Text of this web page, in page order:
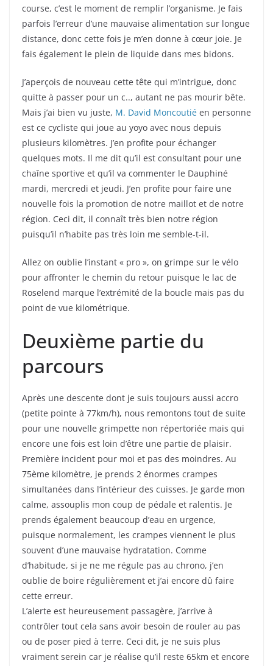
course, c’est le moment de remplir l’organisme. Je fais
parfois l’erreur d’une mauvaise alimentation sur longue
distance, donc cette fois je m’en donne à cœur joie. Je
fais également le plein de liquide dans mes bidons.
J’aperçois de nouveau cette tête qui m’intrigue, donc
quitte à passer pour un c.., autant ne pas mourir bête.
Mais j’ai bien vu juste, M. David Moncoutié en personne
est ce cycliste qui joue au yoyo avec nous depuis
plusieurs kilomètres. J’en profite pour échanger
quelques mots. Il me dit qu’il est consultant pour une
chaîne sportive et qu’il va commenter le Dauphiné
mardi, mercredi et jeudi. J’en profite pour faire une
nouvelle fois la promotion de notre maillot et de notre
région. Ceci dit, il connaît très bien notre région
puisqu’il n’habite pas très loin me semble-t-il.
Allez on oublie l’instant « pro », on grimpe sur le vélo
pour affronter le chemin du retour puisque le lac de
Roselend marque l’extrémité de la boucle mais pas du
point de vue kilométrique.
Deuxième partie du
parcours
Après une descente dont je suis toujours aussi accro
(petite pointe à 77km/h), nous remontons tout de suite
pour une nouvelle grimpette non répertoriée mais qui
encore une fois est loin d’être une partie de plaisir.
Première incident pour moi et pas des moindres. Au
75ème kilomètre, je prends 2 énormes crampes
simultanées dans l’intérieur des cuisses. Je garde mon
calme, assouplis mon coup de pédale et ralentis. Je
prends également beaucoup d’eau en urgence,
puisque normalement, les crampes viennent le plus
souvent d’une mauvaise hydratation. Comme
d’habitude, si je ne me régule pas au chrono, j’en
oublie de boire régulièrement et j’ai encore dû faire
cette erreur.
L’alerte est heureusement passagère, j’arrive à
contrôler tout cela sans avoir besoin de rouler au pas
ou de poser pied à terre. Ceci dit, je ne suis plus
vraiment serein car je réalise qu’il reste 65km et encore